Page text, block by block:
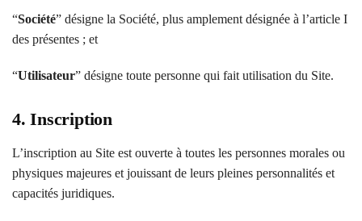
“Société” désigne la Société, plus amplement désignée à l’article I
des présentes ; et
“Utilisateur” désigne toute personne qui fait utilisation du Site.
4. Inscription
L’inscription au Site est ouverte à toutes les personnes morales ou
physiques majeures et jouissant de leurs pleines personnalités et
capacités juridiques.